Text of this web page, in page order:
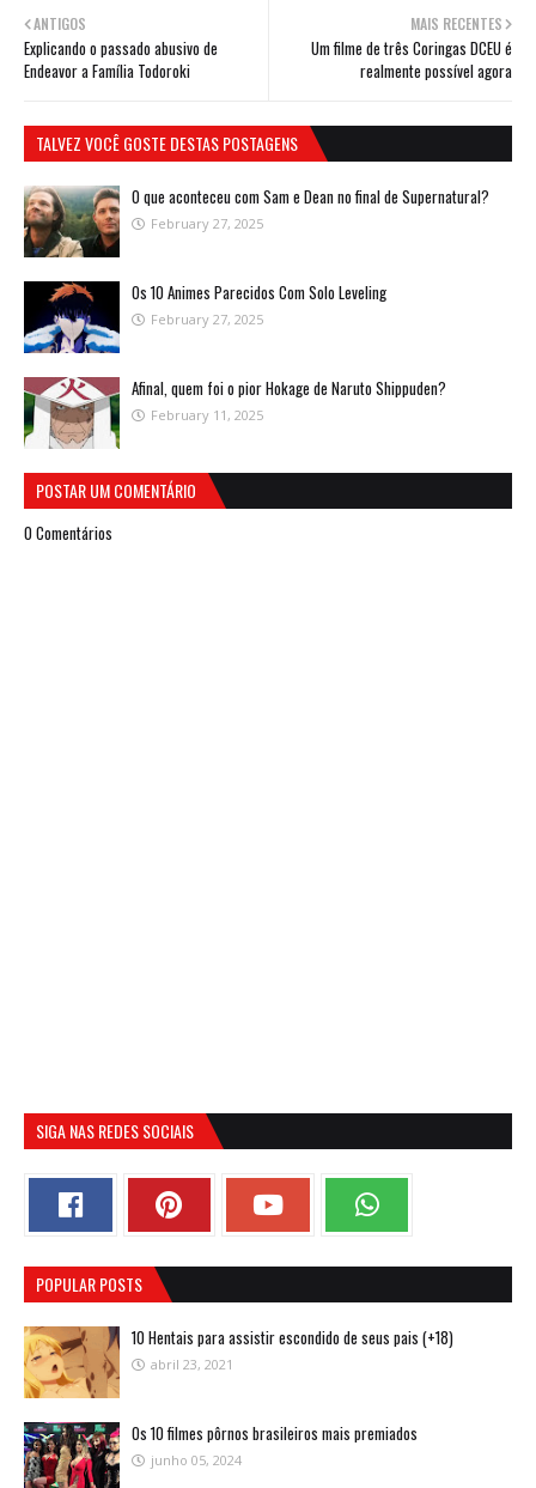
MAIS RECENTES
Um filme de três Coringas DCEU é
realmente possível agora
ANTIGOS
Explicando o passado abusivo de
Endeavor a Família Todoroki
TALVEZ VOCÊ GOSTE DESTAS POSTAGENS
O que aconteceu com Sam e Dean no final de Supernatural?
February 27, 2025
Os 10 Animes Parecidos Com Solo Leveling
February 27, 2025
Afinal, quem foi o pior Hokage de Naruto Shippuden?
February 11, 2025
POSTAR UM COMENTÁRIO
0 Comentários
SIGA NAS REDES SOCIAIS
POPULAR POSTS
10 Hentais para assistir escondido de seus pais (+18)
abril 23, 2021
Os 10 filmes pôrnos brasileiros mais premiados
junho 05, 2024